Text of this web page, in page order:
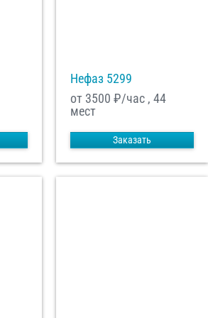
Нефаз 5299
от 3500 ₽/час , 44
мест
Заказать